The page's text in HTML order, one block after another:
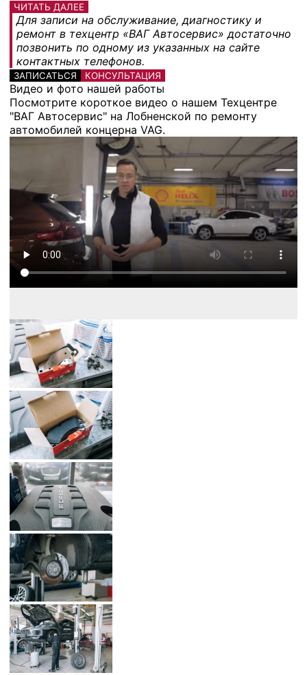
ЧИТАТЬ ДАЛЕЕ
Для записи на обслуживание, диагностику и
ремонт в техцентр «ВАГ Автосервис» достаточно
позвонить по одному из указанных на сайте
контактных телефонов.
ЗАПИСАТЬСЯ КОНСУЛЬТАЦИЯ
Видео и фото нашей работы
Посмотрите короткое видео о нашем Техцентре
"ВАГ Автосервис" на Лобненской по ремонту
автомобилей концерна VAG.